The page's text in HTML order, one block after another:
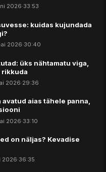
2026·33:53
kuidas kujundada
2026·30:40
üks nähtamatu viga,
rikkuda
2026·29:36
avatud aias tähele panna,
2026·33:10
on näljas? Kevadise
2026·36:35